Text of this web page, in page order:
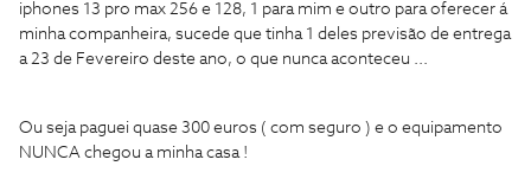
iphones 13 pro max 256 e 128, 1 para mim e outro para oferecer á
minha companheira, sucede que tinha 1 deles previsão de entrega
a 23 de Fevereiro deste ano, o que nunca aconteceu ...
Ou seja paguei quase 300 euros ( com seguro ) e o equipamento
NUNCA chegou a minha casa !